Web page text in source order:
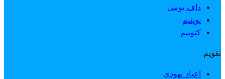
داف یومی
نویئیم
کتوبیم
تقویم
اعیاد یهودی